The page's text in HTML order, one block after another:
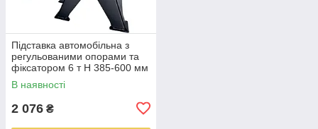
Підставка автомобільна з
регульованими опорами та
фіксатором 6 т H 385-600 мм
(2шт) SIGMA (6145081)
В наявності
2 076 ₴